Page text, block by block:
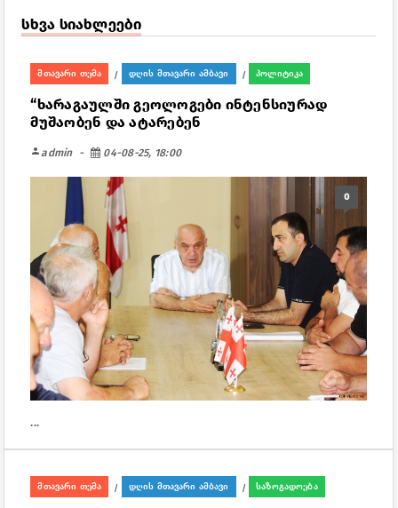
სხვა სიახლეები
მთავარი თემა / დღის მთავარი ამბავი / პოლიტიკა
“ხარაგაულში გეოლოგები ინტენსიურად
მუშაობენ და ატარებენ
person admin 04-08-25, 18:00
0
...
მთავარი თემა / დღის მთავარი ამბავი / საზოგადოება